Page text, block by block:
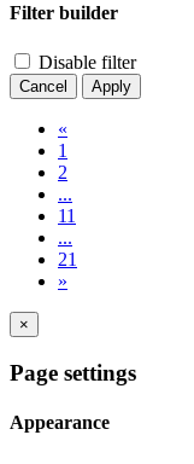
Filter builder
Disable filter
Cancel Apply
«
1
2
...
11
...
21
»
×
Page settings
Appearance